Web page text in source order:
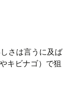
さは言うに及ば
キビナゴ）で狙